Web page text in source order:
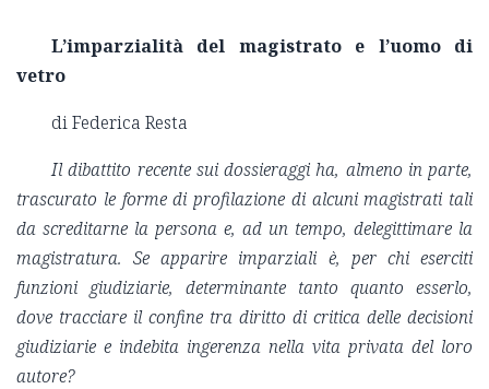
L’imparzialità del magistrato e l’uomo di
vetro
di Federica Resta
Il dibattito recente sui dossieraggi ha, almeno in parte,
trascurato le forme di profilazione di alcuni magistrati tali
da screditarne la persona e, ad un tempo, delegittimare la
magistratura. Se apparire imparziali è, per chi eserciti
funzioni giudiziarie, determinante tanto quanto esserlo,
dove tracciare il confine tra diritto di critica delle decisioni
giudiziarie e indebita ingerenza nella vita privata del loro
autore?